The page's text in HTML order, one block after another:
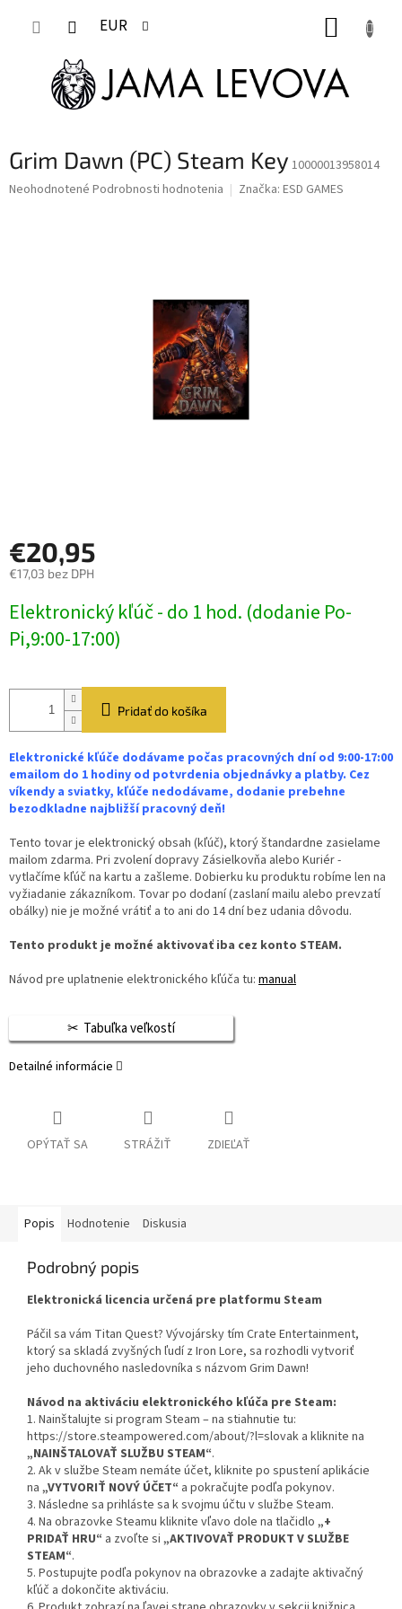
EUR
Grim Dawn (PC) Steam Key 10000013958014
Priemerné
Neohodnotené Podrobnosti hodnotenia Značka: ESD GAMES
€20,95
€17,03 bez DPH
cena:
Elektronický kľúč - do 1 hod. (dodanie Po-
Pi,9:00-17:00)
Pridať do košíka
Elektronické kľúče dodávame počas pracovných dní od 9:00-17:00
emailom do 1 hodiny od potvrdenia objednávky a platby. Cez
víkendy a sviatky, kľúče nedodávame, dodanie prebehne
bezodkladne najbližší pracovný deň!
Tento tovar je elektronický obsah (kľúč), ktorý štandardne zasielame
mailom zdarma. Pri zvolení dopravy Zásielkovňa alebo Kuriér -
vytlačíme kľúč na kartu a zašleme. Dobierku ku produktu robíme len na
vyžiadanie zákazníkom. Tovar po dodaní (zaslaní mailu alebo prevzatí
obálky) nie je možné vrátiť a to ani do 14 dní bez udania dôvodu.
Tento produkt je možné aktivovať iba cez konto STEAM.
Návod pre uplatnenie elektronického kľúča tu: manual
Tabuľka veľkostí
Detailné informácie
OPÝTAŤ SA STRÁŽIŤ ZDIEĽAŤ
Popis Hodnotenie Diskusia
Podrobný popis
Elektronická licencia určená pre platformu Steam
Páčil sa vám Titan Quest? Vývojársky tím Crate Entertainment,
ktorý sa skladá zvyšných ľudí z Iron Lore, sa rozhodli vytvoriť
jeho duchovného nasledovníka s názvom Grim Dawn!
Návod na aktiváciu elektronického kľúča pre Steam:
1. Nainštalujte si program Steam – na stiahnutie tu:
https://store.steampowered.com/about/?l=slovak a kliknite na
„NAINŠTALOVAŤ SLUŽBU STEAM“.
2. Ak v službe Steam nemáte účet, kliknite po spustení aplikácie
na „VYTVORIŤ NOVÝ ÚČET“ a pokračujte podľa pokynov.
3. Následne sa prihláste sa k svojmu účtu v službe Steam.
4. Na obrazovke Steamu kliknite vľavo dole na tlačidlo „+
PRIDAŤ HRU“ a zvoľte si „AKTIVOVAŤ PRODUKT V SLUŽBE
STEAM“.
5. Postupujte podľa pokynov na obrazovke a zadajte aktivačný
kľúč a dokončite aktiváciu.